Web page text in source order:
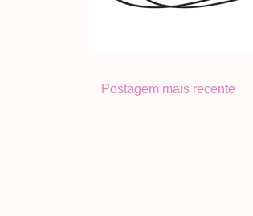
Postagem mais recente